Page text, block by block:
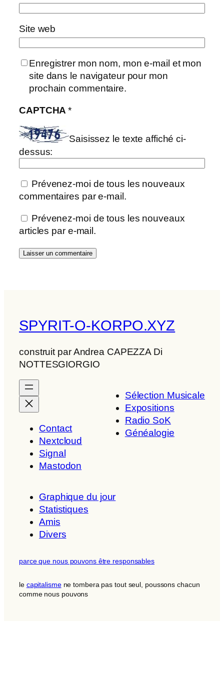
Site web
Enregistrer mon nom, mon e-mail et mon
site dans le navigateur pour mon
prochain commentaire.
CAPTCHA*
Saisissez le texte affiché ci-
dessus:
Prévenez-moi de tous les nouveaux
commentaires par e-mail.
Prévenez-moi de tous les nouveaux
articles par e-mail.
SPYRIT-O-KORPO.XYZ
construit par Andrea CAPEZZA Di
NOTTESGIORGIO
Contact
Nextcloud
Signal
Mastodon
Sélection Musicale
Expositions
Radio SoK
Généalogie
Graphique du jour
Statistiques
Amis
Divers
parce que nous pouvons être responsables
le capitalismene tombera pas tout seul, poussons chacun
comme nous pouvons